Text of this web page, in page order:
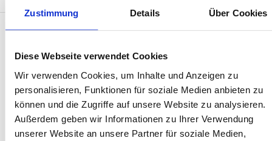
Zustimmung Details Über Cookies
Diese Webseite verwendet Cookies
Wir verwenden Cookies, um Inhalte und Anzeigen zu
personalisieren, Funktionen für soziale Medien anbieten zu
können und die Zugriffe auf unsere Website zu analysieren.
Außerdem geben wir Informationen zu Ihrer Verwendung
unserer Website an unsere Partner für soziale Medien,
Entdecken Sie unsere
Unterkünfte auf Juist.